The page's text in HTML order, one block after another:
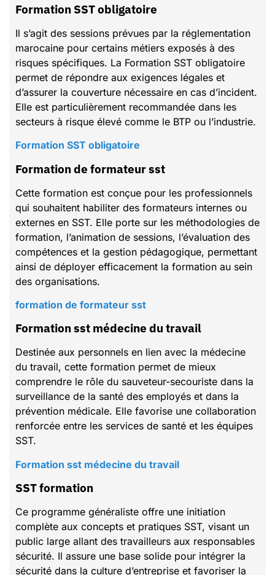
Formation SST obligatoire
Il s’agit des sessions prévues par la réglementation
marocaine pour certains métiers exposés à des
risques spécifiques. La Formation SST obligatoire
permet de répondre aux exigences légales et
d’assurer la couverture nécessaire en cas d’incident.
Elle est particulièrement recommandée dans les
secteurs à risque élevé comme le BTP ou l’industrie.
Formation SST obligatoire
Formation de formateur sst
Cette formation est conçue pour les professionnels
qui souhaitent habiliter des formateurs internes ou
externes en SST. Elle porte sur les méthodologies de
formation, l’animation de sessions, l’évaluation des
compétences et la gestion pédagogique, permettant
ainsi de déployer efficacement la formation au sein
des organisations.
formation de formateur sst
Formation sst médecine du travail
Destinée aux personnels en lien avec la médecine
du travail, cette formation permet de mieux
comprendre le rôle du sauveteur-secouriste dans la
surveillance de la santé des employés et dans la
prévention médicale. Elle favorise une collaboration
renforcée entre les services de santé et les équipes
SST.
Formation sst médecine du travail
SST formation
Ce programme généraliste offre une initiation
complète aux concepts et pratiques SST, visant un
public large allant des travailleurs aux responsables
sécurité. Il assure une base solide pour intégrer la
sécurité dans la culture d’entreprise et favoriser la